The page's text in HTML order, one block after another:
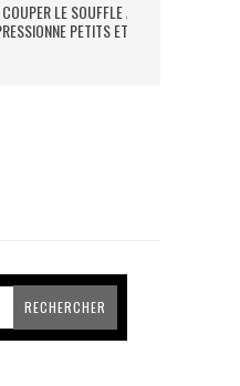
LE SOUFFLE AU
PETITS ET